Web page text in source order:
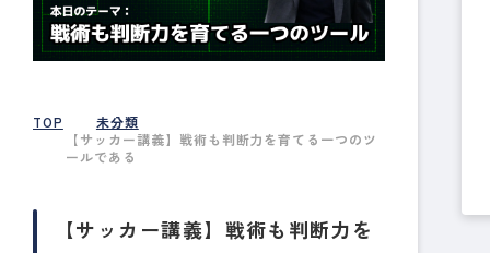
TOP
未分類
【サッカー講義】戦術も判断力を育てる一つのツ
ールである
【サッカー講義】戦術も判断力を